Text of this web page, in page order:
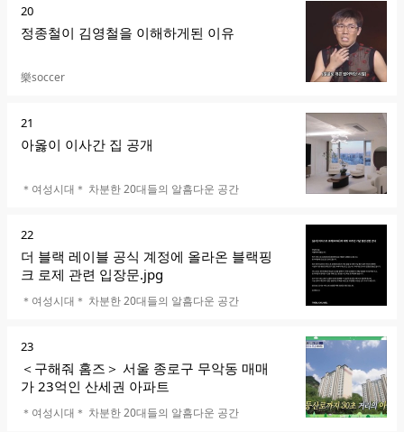
순
위
20
정종철이 김영철을 이해하게된 이유
카페명
樂soccer
순
위
21
아옳이 이사간 집 공개
카페명
＊여성시대＊ 차분한 20대들의 알흠다운 공간
순
위
22
더 블랙 레이블 공식 계정에 올라온 블랙핑
크 로제 관련 입장문.jpg
카페명
＊여성시대＊ 차분한 20대들의 알흠다운 공간
순
위
23
＜구해줘 홈즈＞ 서울 종로구 무악동 매매
가 23억인 산세권 아파트
카페명
＊여성시대＊ 차분한 20대들의 알흠다운 공간